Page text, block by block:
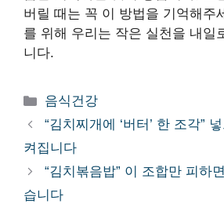
버릴 때는 꼭 이 방법을 기억해주
를 위해 우리는 작은 실천을 내일
니다.
카
테
리
음식건강
“김치찌개에 ‘버터’ 한 조각”
켜집니다
“김치볶음밥” 이 조합만 피하
습니다